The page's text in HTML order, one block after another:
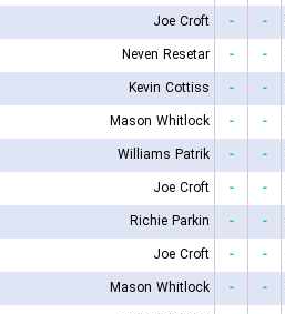
Joe Croft
- -
Neven Resetar
- -
Kevin Cottiss
- -
Mason Whitlock
- -
Williams Patrik
- -
Joe Croft
- -
Richie Parkin
- -
Joe Croft
- -
Mason Whitlock
- -